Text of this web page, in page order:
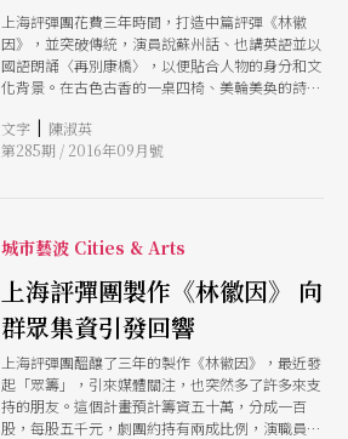
上海評彈團花費三年時間，打造中篇評彈《林徽
因》，並突破傳統，演員說蘇州話、也講英語並以
國語朗誦〈再別康橋〉，以便貼合人物的身分和文
化背景。在古色古香的一桌四椅、美輪美奐的詩意
徽因的人間四月天。
文字 | 陳淑英
第285期 / 2016年09月號
城市藝波 Cities & Arts
上海評彈團製作《林徽因》 向
群眾集資引發回響
上海評彈團醞釀了三年的製作《林徽因》，最近發
起「眾籌」，引來媒體關注，也突然多了許多來支
持的朋友。這個計畫預計籌資五十萬，分成一百
股，每股五千元，劇團約持有兩成比例，演職員都